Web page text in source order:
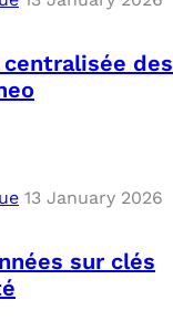
des
13 January 2026
sur clés